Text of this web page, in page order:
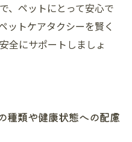
、ペットにとって安心で
ットケアタクシーを賢く
全にサポートしましょ
種類や健康状態への配慮